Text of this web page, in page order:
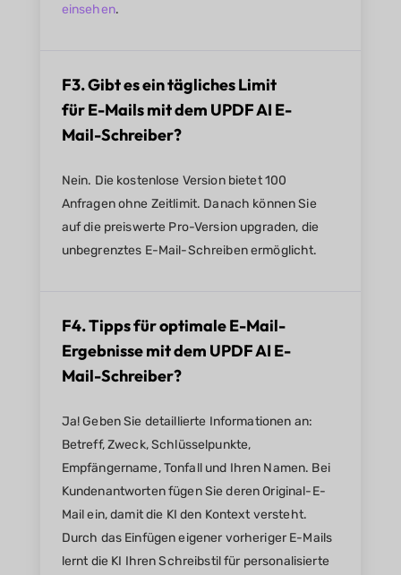
einsehen.
F3. Gibt es ein tägliches Limit
für E-Mails mit dem UPDF AI E-
Mail-Schreiber?
Nein. Die kostenlose Version bietet 100
Anfragen ohne Zeitlimit. Danach können Sie
auf die preiswerte Pro-Version upgraden, die
unbegrenztes E-Mail-Schreiben ermöglicht.
F4. Tipps für optimale E-Mail-
Ergebnisse mit dem UPDF AI E-
Mail-Schreiber?
Ja! Geben Sie detaillierte Informationen an:
Betreff, Zweck, Schlüsselpunkte,
Empfängername, Tonfall und Ihren Namen. Bei
Kundenantworten fügen Sie deren Original-E-
Mail ein, damit die KI den Kontext versteht.
Durch das Einfügen eigener vorheriger E-Mails
lernt die KI Ihren Schreibstil für personalisierte